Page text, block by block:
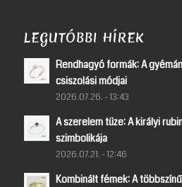
LEGUTÓBBI HÍREK
Rendhagyó formák: A
csiszolási módjai
2026.07.26. - 13:43
A szerelem tüze: A királyi
szimbolikája
2026.07.21. - 12:46
Kombinált fémek: A